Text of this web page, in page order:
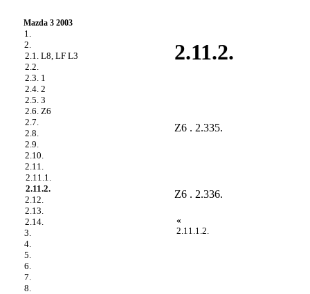
Mazda 3 2003
1.
2.
2.1. L8, LF L3
2.2.
2.3. 1
2.4. 2
2.5. 3
2.6. Z6
2.7.
2.8.
2.9.
2.10.
2.11.
2.11.1.
2.11.2.
2.12.
2.13.
2.14.
3.
4.
5.
6.
7.
8.
2.11.2.
Z6 . 2.335.
Z6 . 2.336.
«
2.11.1.2.